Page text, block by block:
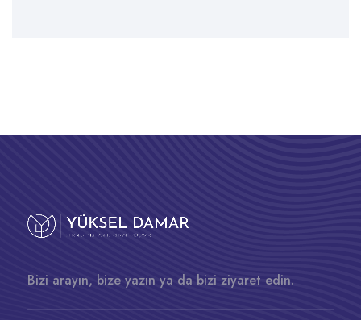
Bizi arayın, bize yazın ya da bizi ziyaret edin.